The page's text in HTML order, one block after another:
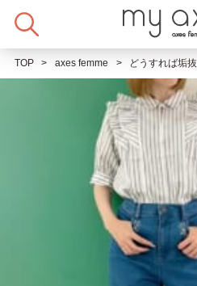
TOP axes femme どうすれば垢